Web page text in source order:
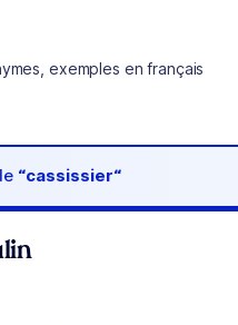
exemples en français
“cassissier“